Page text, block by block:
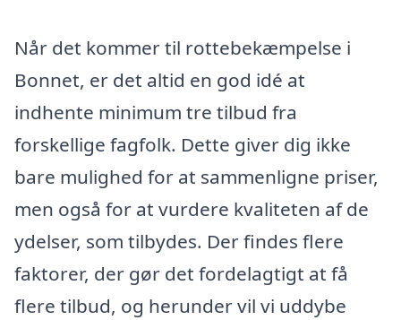
Når det kommer til rottebekæmpelse i
Bonnet, er det altid en god idé at
indhente minimum tre tilbud fra
forskellige fagfolk. Dette giver dig ikke
bare mulighed for at sammenligne priser,
men også for at vurdere kvaliteten af de
ydelser, som tilbydes. Der findes flere
faktorer, der gør det fordelagtigt at få
flere tilbud, og herunder vil vi uddybe